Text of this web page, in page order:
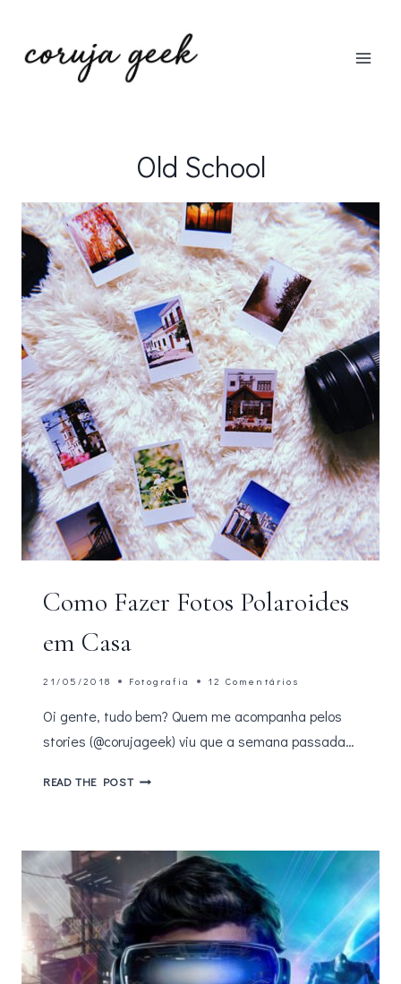
Old School
Como Fazer Fotos Polaroides
em Casa
21/05/2018 Fotografia 12 Comentários
Oi gente, tudo bem? Quem me acompanha pelos
stories (@corujageek) viu que a semana passada…
READ THE POSTCOMO
CASA